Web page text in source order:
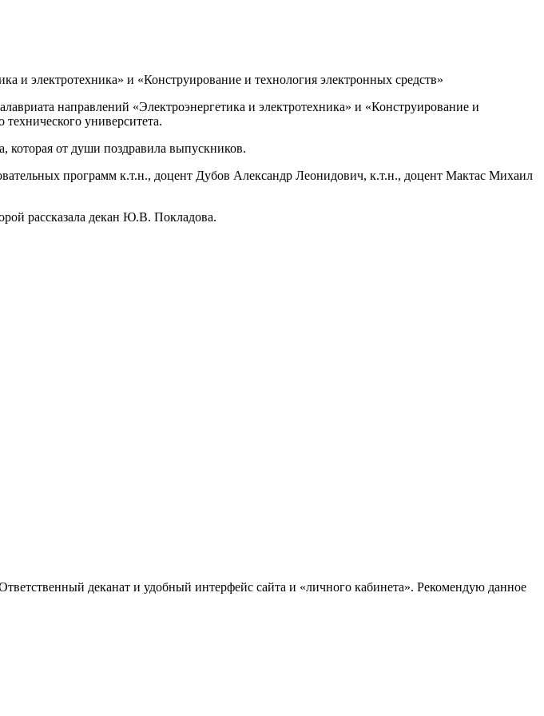
и электротехника» и «Конструирование и технология электронных средств»
направлений «Электроэнергетика и электротехника» и «Конструирование и
технического университета.
которая от души поздравила выпускников.
программ к.т.н., доцент Дубов Александр Леонидович, к.т.н., доцент Мактас Михаил
рассказала декан Ю.В. Покладова.
деканат и удобный интерфейс сайта и «личного кабинета». Рекомендую данное